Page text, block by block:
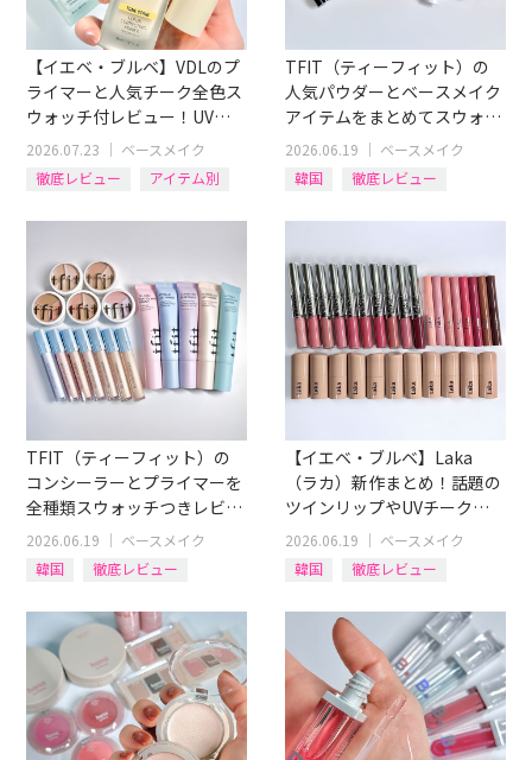
【イエベ・ブルベ】VDLのプ
ライマーと人気チーク全色ス
ウォッチ付レビュー！UV下
地やハイライター付チークも
2026.07.23 ｜ ベースメイク
徹底レビュー
アイテム別
TFIT（ティーフィット）の
人気パウダーとベースメイク
アイテムをまとめてスウォッ
チつきレビュー！
2026.06.19 ｜ ベースメイク
韓国
徹底レビュー
BBクリーム
TFIT（ティーフィット）の
コンシーラーとプライマーを
全種類スウォッチつきレビュ
ー！肌タイプ別おすすめも
2026.06.19 ｜ ベースメイク
韓国
徹底レビュー
コンシーラー
【イエベ・ブルベ】Laka
（ラカ）新作まとめ！話題の
ツインリップやUVチーク＆
リップライナーを全色レビュ
ー！
2026.06.19 ｜ ベースメイク
韓国
徹底レビュー
チーク